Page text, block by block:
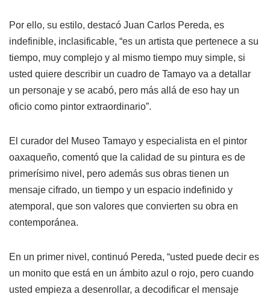
Por ello, su estilo, destacó Juan Carlos Pereda, es
indefinible, inclasificable, “es un artista que pertenece a su
tiempo, muy complejo y al mismo tiempo muy simple, si
usted quiere describir un cuadro de Tamayo va a detallar
un personaje y se acabó, pero más allá de eso hay un
oficio como pintor extraordinario”.
El curador del Museo Tamayo y especialista en el pintor
oaxaqueño, comentó que la calidad de su pintura es de
primerísimo nivel, pero además sus obras tienen un
mensaje cifrado, un tiempo y un espacio indefinido y
atemporal, que son valores que convierten su obra en
contemporánea.
En un primer nivel, continuó Pereda, “usted puede decir es
un monito que está en un ámbito azul o rojo, pero cuando
usted empieza a desenrollar, a decodificar el mensaje